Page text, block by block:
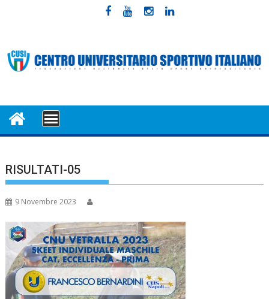
MENU
RISULTATI-05
9 Novembre 2023